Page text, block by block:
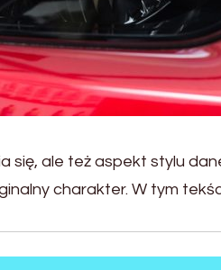
ale też aspekt stylu
charakter. W tym